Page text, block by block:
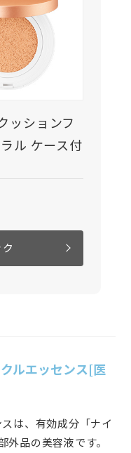
ッションフ
ル ケース付
ルエッセンス[医
は、有効成分「ナイ
品の美容液です。